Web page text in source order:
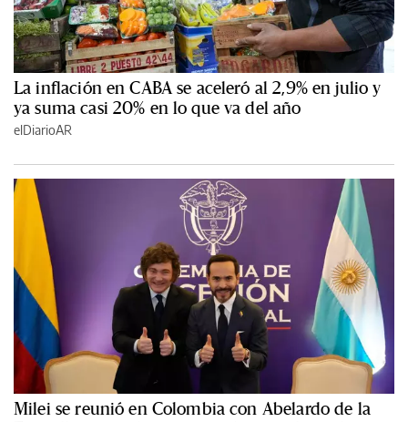
La inflación en CABA se aceleró al 2,9% en julio y
ya suma casi 20% en lo que va del año
elDiarioAR
Milei se reunió en Colombia con Abelardo de la